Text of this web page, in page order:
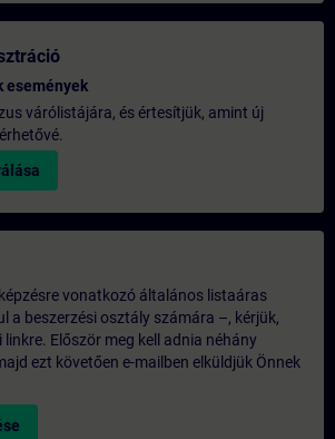
események
várólistájára, és értesítjük, amint új
vonatkozó általános listaáras
a beszerzési osztály számára –, kérjük,
Először meg kell adnia néhány
ezt követően e-mailben elküldjük Önnek